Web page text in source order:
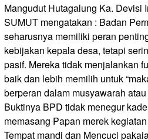
Mangudut Hutagalung Ka. Devisi
SUMUT mengatakan : Badan
seharusnya memiliki peran
kebijakan kepala desa, tetapi
pasif. Mereka tidak menjalankan
baik dan lebih memilih untuk
berperan dalam musyawarah
Buktinya BPD tidak menegur
memasang Papan merek
Tempat mandi dan Mencuci